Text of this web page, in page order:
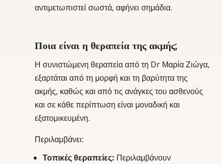
αντιμετωπιστεί σωστά, αφήνει σημάδια.
Ποια είναι η θεραπεία της ακμής;
Η συνιστώμενη θεραπεία από τη Dr Μαρία Ζιώγα,
εξαρτάται από τη μορφή και τη βαρύτητα της
ακμής, καθώς και από τις ανάγκες του ασθενούς
και σε κάθε περίπτωση είναι μοναδική και
εξατομικευμένη.
Περιλαμβάνει:
Τοπικές θεραπείες: Περιλαμβάνουν